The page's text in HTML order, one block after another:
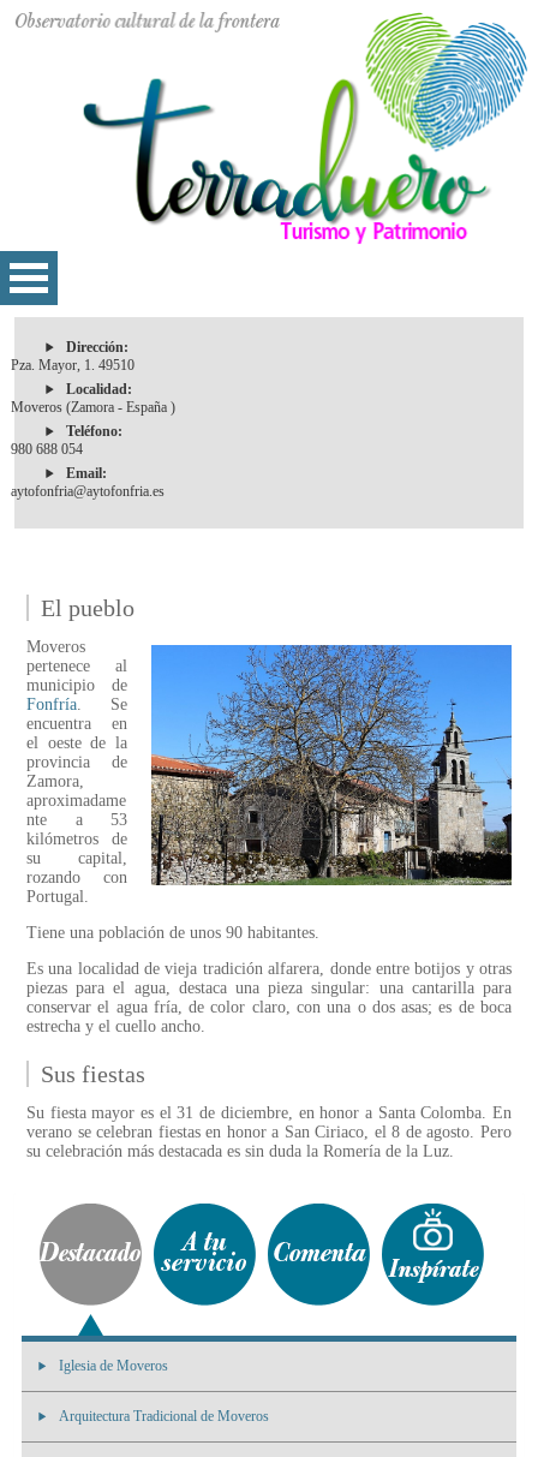
Dirección:
Pza. Mayor, 1. 49510
Localidad:
Moveros (Zamora - España )
Teléfono:
980 688 054
Email:
aytofonfria@aytofonfria.es
El pueblo
Moveros
pertenece al
municipio de
Fonfría. Se
encuentra en
el oeste de la
provincia de
Zamora,
aproximadame
nte a 53
kilómetros de
su capital,
rozando con
Portugal.
Tiene una población de unos 90 habitantes.
Es una localidad de vieja tradición alfarera, donde entre botijos y otras
piezas para el agua, destaca una pieza singular: una cantarilla para
conservar el agua fría, de color claro, con una o dos asas; es de boca
estrecha y el cuello ancho.
Sus fiestas
Su fiesta mayor es el 31 de diciembre, en honor a Santa Colomba. En
verano se celebran fiestas en honor a San Ciriaco, el 8 de agosto. Pero
su celebración más destacada es sin duda la Romería de la Luz.
Iglesia de Moveros
Arquitectura Tradicional de Moveros